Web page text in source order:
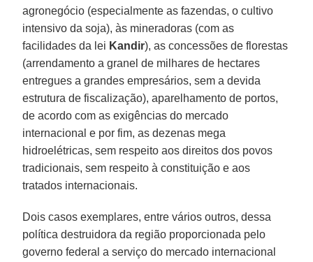
agronegócio (especialmente as fazendas, o cultivo
intensivo da soja), às mineradoras (com as
facilidades da lei Kandir), as concessões de florestas
(arrendamento a granel de milhares de hectares
entregues a grandes empresários, sem a devida
estrutura de fiscalização), aparelhamento de portos,
de acordo com as exigências do mercado
internacional e por fim, as dezenas mega
hidroelétricas, sem respeito aos direitos dos povos
tradicionais, sem respeito à constituição e aos
tratados internacionais.
Dois casos exemplares, entre vários outros, dessa
política destruidora da região proporcionada pelo
governo federal a serviço do mercado internacional